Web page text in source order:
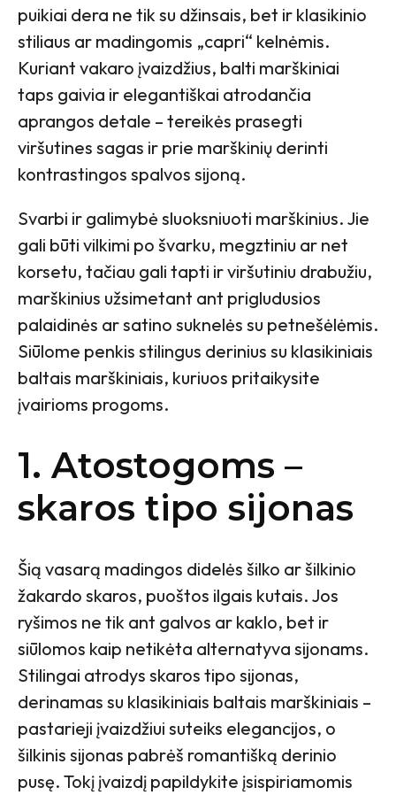
puikiai dera ne tik su džinsais, bet ir klasikinio
stiliaus ar madingomis „capri“ kelnėmis.
Kuriant vakaro įvaizdžius, balti marškiniai
taps gaivia ir elegantiškai atrodančia
aprangos detale – tereikės prasegti
viršutines sagas ir prie marškinių derinti
kontrastingos spalvos sijoną.
Svarbi ir galimybė sluoksniuoti marškinius. Jie
gali būti vilkimi po švarku, megztiniu ar net
korsetu, tačiau gali tapti ir viršutiniu drabužiu,
marškinius užsimetant ant prigludusios
palaidinės ar satino suknelės su petnešėlėmis.
Siūlome penkis stilingus derinius su klasikiniais
baltais marškiniais, kuriuos pritaikysite
įvairioms progoms.
1. Atostogoms –
skaros tipo sijonas
Šią vasarą madingos didelės šilko ar šilkinio
žakardo skaros, puoštos ilgais kutais. Jos
ryšimos ne tik ant galvos ar kaklo, bet ir
siūlomos kaip netikėta alternatyva sijonams.
Stilingai atrodys skaros tipo sijonas,
derinamas su klasikiniais baltais marškiniais –
pastarieji įvaizdžiui suteiks elegancijos, o
šilkinis sijonas pabrėš romantišką derinio
pusę. Tokį įvaizdį papildykite įsispiriamomis